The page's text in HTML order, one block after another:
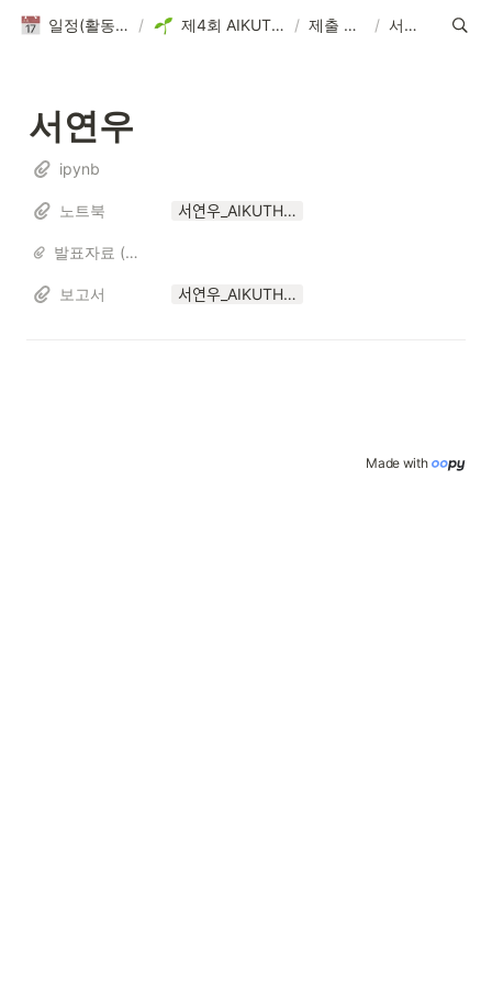
일정(활동 DB) / 제4회 AIKUTHON / 제출 파일 / 서연우
서연우
ipynb
노트북 서연우_AIKUTHON4.ipynb
발표자료 (해당자만)
보고서 서연우_AIKUTHON4.pdf
Made with